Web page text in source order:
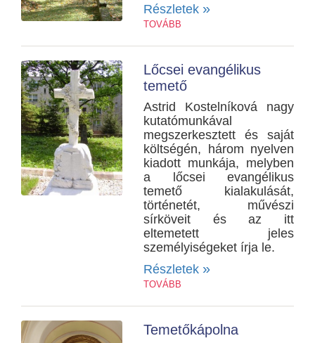
Részletek »
TOVÁBB
Lőcsei evangélikus
temető
Astrid Kostelníková nagy
kutatómunkával
megszerkesztett és saját
költségén, három nyelven
kiadott munkája, melyben
a lőcsei evangélikus
temető kialakulását,
történetét, művészi
sírköveit és az itt
eltemetett jeles
személyiségeket írja le.
Részletek »
TOVÁBB
Temetőkápolna